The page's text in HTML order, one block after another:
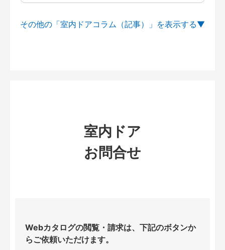
その他の「室内ドアコラム（記事）」を
室内ドア
お問合せ
Webカタログの閲覧・請求は、下記のボタンか
らご依頼いただけます。